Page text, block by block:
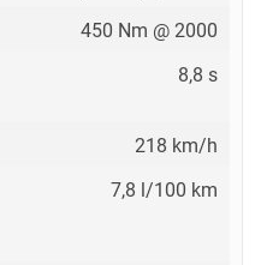
450 Nm @ 2000
8,8 s
218 km/h
7,8 l/100 km